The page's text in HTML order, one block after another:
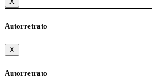
Autorretrato
X
Autorretrato